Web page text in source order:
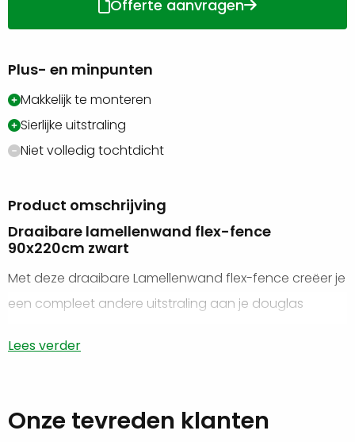
Offerte aanvragen
Plus- en minpunten
Makkelijk te monteren
Sierlijke uitstraling
Niet volledig tochtdicht
Product omschrijving
Draaibare lamellenwand flex-fence
90x220cm zwart
Met deze draaibare Lamellenwand flex-fence creëer je
een compleet andere uitstraling aan je douglas
de wind en lichtinval. Deze verticale wandmodule is
handomdraai de lamellenwand te openen of te
Lees verder
Onze tevreden klanten